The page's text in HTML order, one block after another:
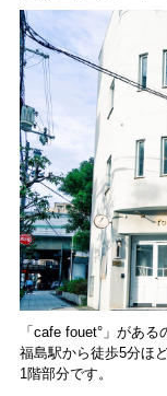
森・群馬・沖縄で始
動。6種類を飲んで実
食レポート
「cafe fouet°」があ
福島駅から徒歩5分ほ
1階部分です。